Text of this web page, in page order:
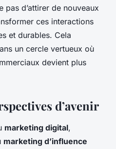
pas d’attirer de nouveaux
ces interactions
et durables. Cela
un cercle vertueux où
devient plus
d’avenir
marketing digital,
marketing d’influence